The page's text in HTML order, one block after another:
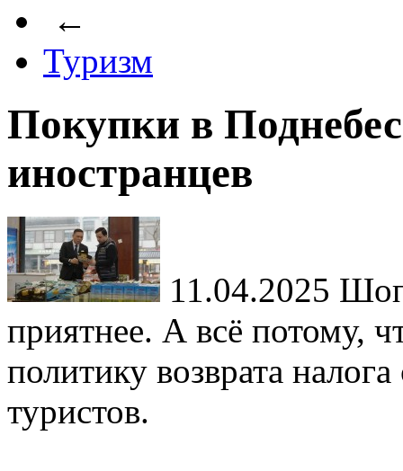
←
Туризм
Покупки в
иностранцев
11.04.2025
приятнее. А всё потому,
политику возврата
туристов.